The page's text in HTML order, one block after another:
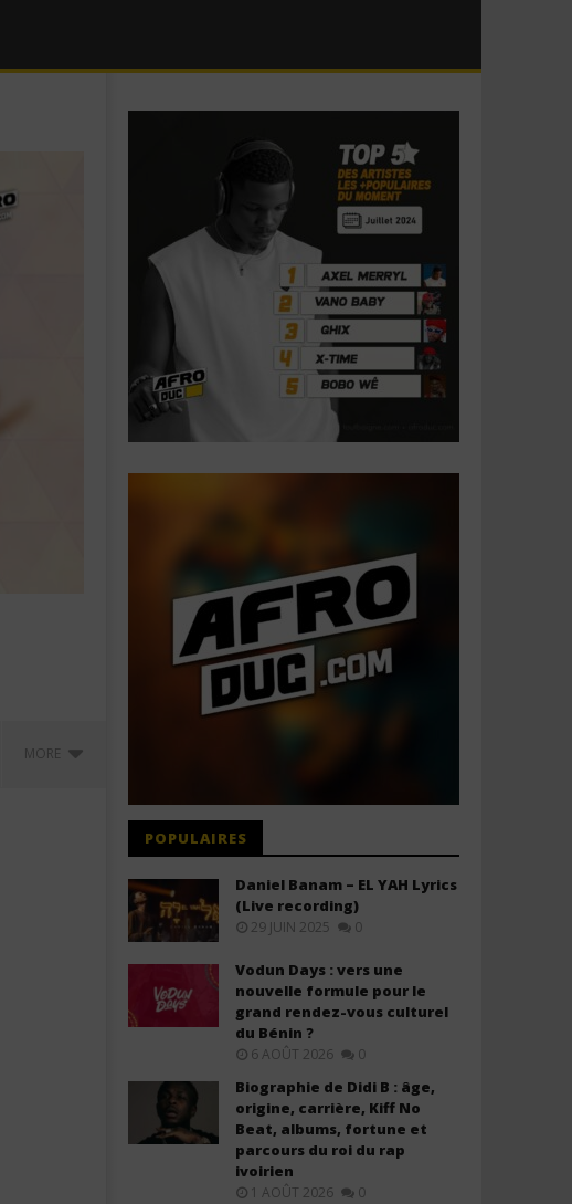
MORE
Mérite et Mémoire 2026 : les
légendes de la musique béninoise
à l'honneur avant la fête de
l'Indépendance
langues nationales
20
2024
POPULAIRES
Daniel Banam – EL YAH Lyrics
(Live recording)
29 JUIN 2025 0
Vodun Days : vers une
nouvelle formule pour le
grand rendez-vous culturel
du Bénin ?
6 AOÛT 2026 0
Biographie de Didi B : âge,
origine, carrière, Kiff No
Beat, albums, fortune et
parcours du roi du rap
ivoirien
1 AOÛT 2026 0